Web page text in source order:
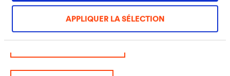
APPLIQUER LA SÉLECTION
nos partenaires commerciaux.